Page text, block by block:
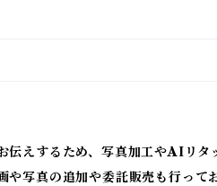
えするため、写真加工やAIリタ
写真の追加や委託販売も行って